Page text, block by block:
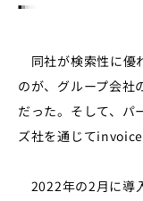
同社が検索性に優
のが、グループ会社
だった。そして、パ
ズ社を通じて
2022年の2月に導